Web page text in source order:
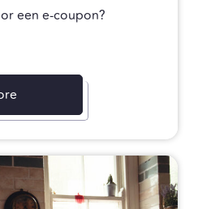
een e-coupon?